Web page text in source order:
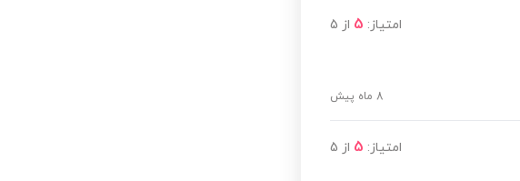
امتیاز: 5 از 5
8 ماه پیش
امتیاز: 5 از 5